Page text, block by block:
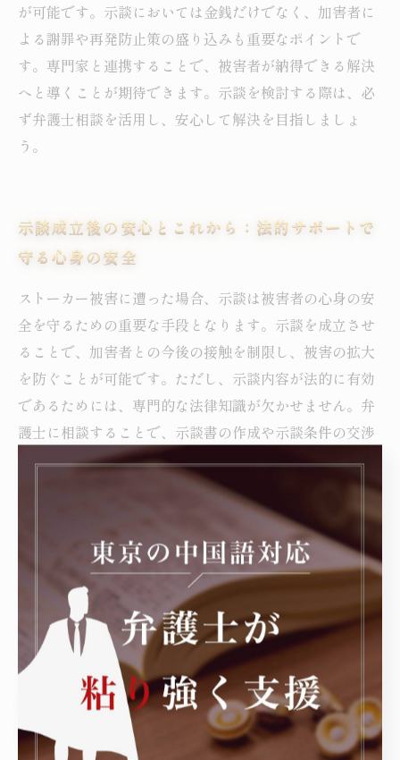
が可能です。示談においては金銭だけでなく、加害者に
よる謝罪や再発防止策の盛り込みも重要なポイントで
す。専門家と連携することで、被害者が納得できる解決
へと導くことが期待できます。示談を検討する際は、必
ず弁護士相談を活用し、安心して解決を目指しましょ
う。
示談成立後の安心とこれから：法的サポートで
守る心身の安全
ストーカー被害に遭った場合、示談は被害者の心身の安
全を守るための重要な手段となります。示談を成立させ
ることで、加害者との今後の接触を制限し、被害の拡大
を防ぐことが可能です。ただし、示談内容が法的に有効
であるためには、専門的な法律知識が欠かせません。弁
護士に相談することで、示談書の作成や示談条件の交渉
が的確に行われ、将来的なトラブル回避につながりま
す。示談金の相場は被害の程度や加害者の状況により異
なりますが、弁護士が適正な金額を判断し、双方にとっ
て納得できる解決をサポートします。示談成立後も、必
要に応じて法的措置を講じることで、被害者の安心が守
られます。適切な法的サポートを得ることで、心身の安
全を確保し、再発防止への一歩を踏み出しましょう。
ストーカー事件の示談とは？基本の流れと重要
ポイントを解説